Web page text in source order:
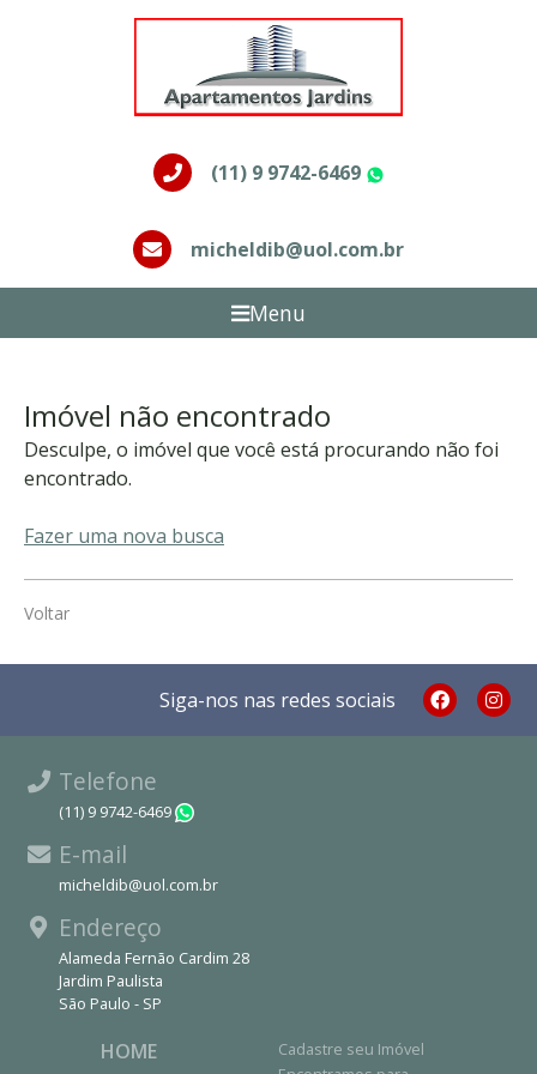
(11) 9 9742-6469
micheldib@uol.com.br
Menu
Imóvel não encontrado
Desculpe, o imóvel que você está procurando não foi
encontrado.
Fazer uma nova busca
Voltar
Siga-nos nas redes sociais
Telefone
(11) 9 9742-6469
E-mail
micheldib@uol.com.br
Endereço
Alameda Fernão Cardim 28
Jardim Paulista
São Paulo - SP
HOME
Cadastre seu Imóvel